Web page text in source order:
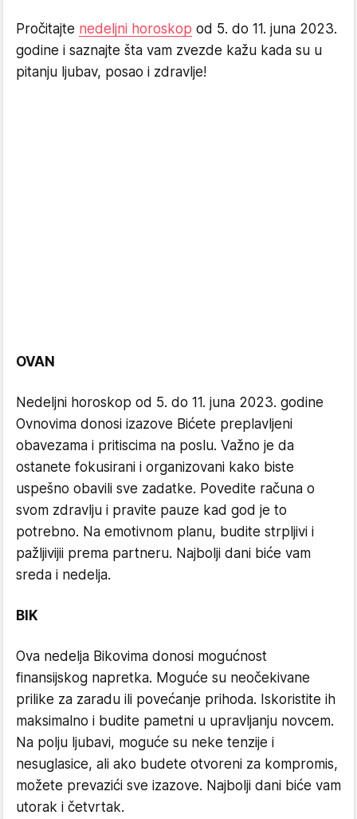
Pročitajte nedeljni horoskop od 5. do 11. juna 2023.
godine i saznajte šta vam zvezde kažu kada su u
pitanju ljubav, posao i zdravlje!
OVAN
Nedeljni horoskop od 5. do 11. juna 2023. godine
Ovnovima donosi izazove Bićete preplavljeni
obavezama i pritiscima na poslu. Važno je da
ostanete fokusirani i organizovani kako biste
uspešno obavili sve zadatke. Povedite računa o
svom zdravlju i pravite pauze kad god je to
potrebno. Na emotivnom planu, budite strpljivi i
pažljivijii prema partneru. Najbolji dani biće vam
sreda i nedelja.
BIK
Ova nedelja Bikovima donosi mogućnost
finansijskog napretka. Moguće su neočekivane
prilike za zaradu ili povećanje prihoda. Iskoristite ih
maksimalno i budite pametni u upravljanju novcem.
Na polju ljubavi, moguće su neke tenzije i
nesuglasice, ali ako budete otvoreni za kompromis,
možete prevazići sve izazove. Najbolji dani biće vam
utorak i četvrtak.